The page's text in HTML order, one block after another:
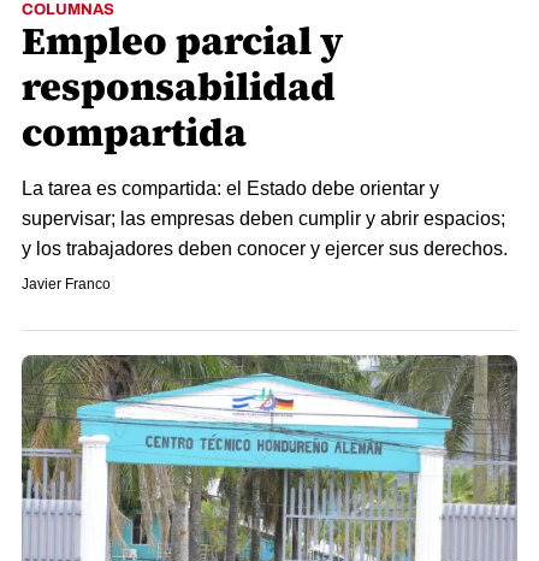
COLUMNAS
Empleo parcial y
responsabilidad
compartida
La tarea es compartida: el Estado debe orientar y
supervisar; las empresas deben cumplir y abrir espacios;
y los trabajadores deben conocer y ejercer sus derechos.
Javier Franco